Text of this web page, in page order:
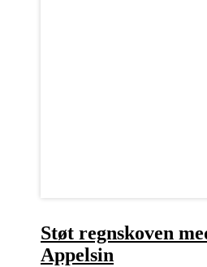
Støt regnskoven
Appelsin